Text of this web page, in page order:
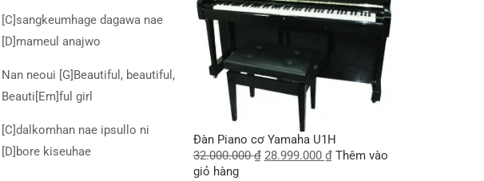
[C]sangkeumhage dagawa nae
[D]mameul anajwo
Nan neoui [G]Beautiful, beautiful,
Beauti[Em]ful girl
[C]dalkomhan nae ipsullo ni
[D]bore kiseuhae
Đàn Piano cơ Yamaha U1H
32.000.000₫ 28.999.000 ₫ Thêm vào
giỏ hàng